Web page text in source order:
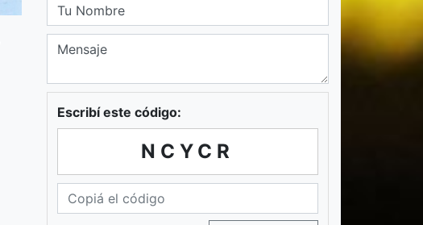
Escribí este código:
NCYCR